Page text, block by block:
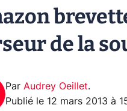
de la
Par Audrey Oeillet.
Publié le 12 mars 2013 à